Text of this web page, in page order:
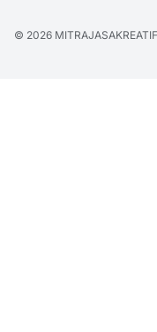
© 2026 MITRAJASAKREATIF